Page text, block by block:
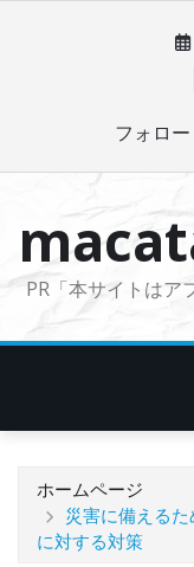
に
フォロー
PR「本サイトはア
ホームページ
災害に備える
に対する対策